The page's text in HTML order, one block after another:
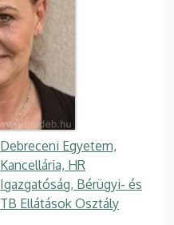
Debreceni Egyetem,
Kancellária, HR
Igazgatóság, Bérügyi- és
TB Ellátások Osztály